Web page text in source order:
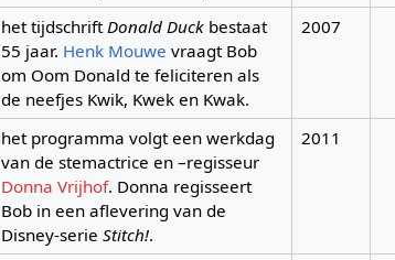
het tijdschrift Donald Duckbestaat
55 jaar. Henk Mouwe vraagt Bob
om Oom Donald te feliciteren als
de neefjes Kwik, Kwek en Kwak.
2007
het programma volgt een werkdag
van de stemactrice en –regisseur
Donna Vrijhof. Donna regisseert
Bob in een aflevering van de
Disney-serie Stitch!.
2011